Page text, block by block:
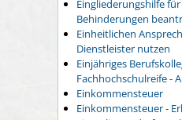
Eingliederungshilfe
Behinderungen
Einheitlichen
Dienstleister nutzen
Einjähriges
Fachhochschulreife -
Einkommensteuer
Einkommensteuer -